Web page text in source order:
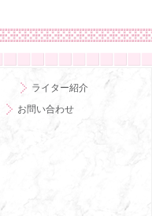
ライター紹介
お問い合わせ